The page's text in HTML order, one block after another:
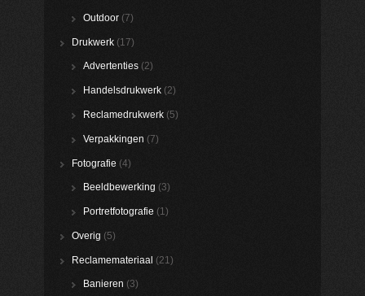
Outdoor (7)
Drukwerk (17)
Advertenties (2)
Handelsdrukwerk (2)
Reclamedrukwerk (5)
Verpakkingen (7)
Fotografie (4)
Beeldbewerking (3)
Portretfotografie (1)
Overig (5)
Reclamemateriaal (21)
Banieren (3)